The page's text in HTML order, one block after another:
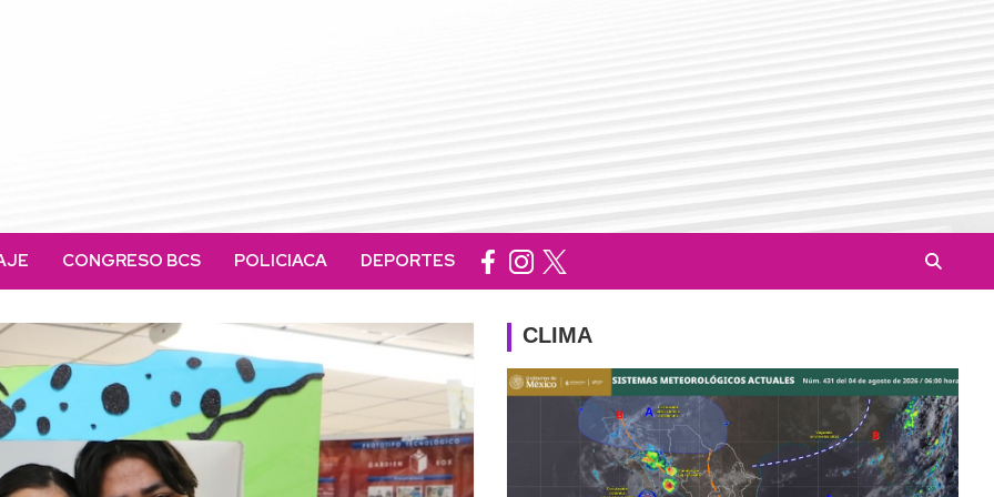
CONGRESO BCS POLICIACA DEPORTES
CLIMA